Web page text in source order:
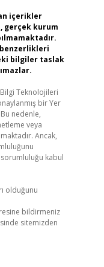
içerikler
gerçek kurum
bilgiler taslak
Bilgi Teknolojileri
bir Yer
nedenle,
veya
Ancak,
kabul
olduğunu
bildirmeniz
sitemizden